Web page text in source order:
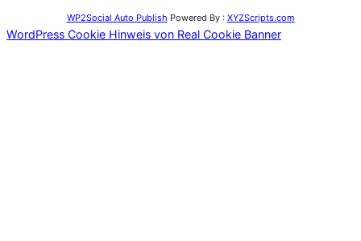
WP2Social Auto Publish Powered By : XYZScripts.com
WordPress Cookie Hinweis von Real Cookie Banner